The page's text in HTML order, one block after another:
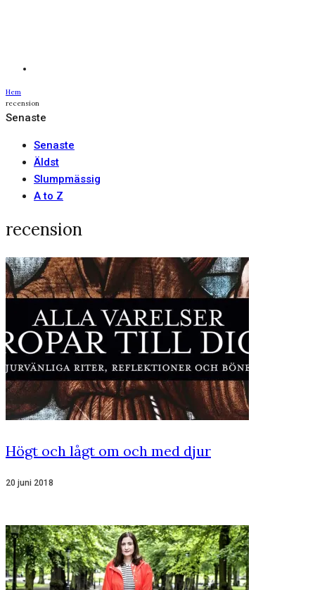
Hem
recension
Senaste
Senaste
Äldst
Slumpmässig
A to Z
recension
Högt och lågt om och med djur
20 juni 2018